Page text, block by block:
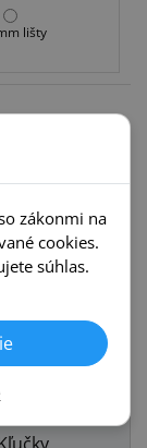
lišty
Verte
zákonmi na
cookies.
súhlas.